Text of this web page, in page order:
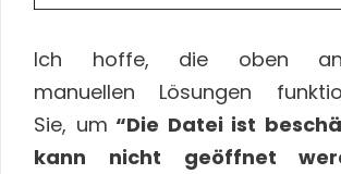
Ich hoffe, die oben
manuellen Lösungen
Sie, um “Die Datei ist
kann nicht geöffnet